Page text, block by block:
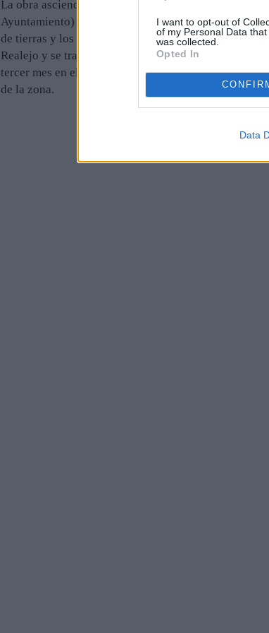
I want to opt-out of
of my Personal Data
was collected.
Opted In
Data
La obra asciende a 262.089 euros (financiados en un
Ayuntamiento) y deberá ejecutarse en 3 meses. En
de tierras y los trabajos de fábrica y drenaje. En el
Realejo y se trabajará sobre el firme y la
tercer mes en el que, para concluir, se procederá a
de la zona.